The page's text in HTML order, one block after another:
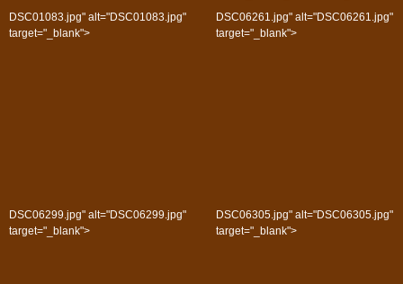
DSC01083.jpg" alt="DSC01083.jpg"
target="_blank">
DSC06261.jpg" alt="DSC06261.jpg"
target="_blank">
DSC06299.jpg" alt="DSC06299.jpg"
target="_blank">
DSC06305.jpg" alt="DSC06305.jpg"
target="_blank">